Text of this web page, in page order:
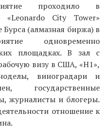
проходило в
«Leonardo City Tower»
(алмазная биржа) в
одновременно
площадках. В зал с
визу в США, «H1»,
виноградари и
государственные
журналисты и блогеры.
отношение к